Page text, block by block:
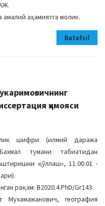
аҳамиятга молик.
Batafsil
ҳимояси
шифри (илмий даража
тумани табиатидан
қўллаш», 11.00.01 -
рақам: В2020.4.PhD/Gr143.
география